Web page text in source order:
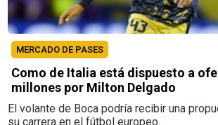
MERCADO DE PASES
Como de Italia está dispuesto a
millones por Milton Delgado
El volante de Boca podría recibir una
su carrera en el fútbol europeo.